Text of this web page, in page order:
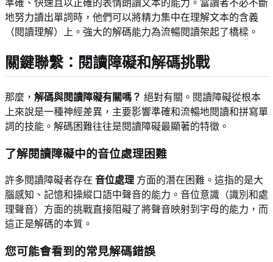
準確、快速且以正確的表情朗讀文本的能力。當讀者不必不斷
地努力讀出單詞時，他們可以將精力集中在理解文本的含義
（閱讀理解）上。強大的解碼能力為流暢閱讀架起了橋樑。
關鍵聯繫：閱讀障礙和解碼挑戰
那麼， 解碼與閱讀障礙有關嗎？ 絕對有關。閱讀障礙從根本
上來說是一種神經差異，主要影響準確和流暢地閱讀和拼寫單
詞的技能。解碼困難往往是閱讀障礙最顯著的特徵。
了解閱讀障礙中的音位處理困難
許多閱讀障礙者存在 音位處理 方面的潛在困難。這指的是大
腦感知、記憶和操縱口語中聲音的能力。音位意識（識別和處
理聲音）方面的挑戰直接阻礙了將聲音映射到字母的能力，而
這正是解碼的本質。
您可能會看到的常見解碼錯誤